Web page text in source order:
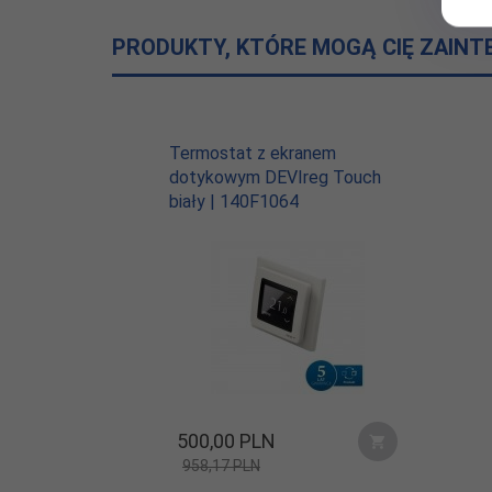
100% pokrycia powierzchni,
65°C
instalacji:
Min. promień
50 mm
odkształcenia:
1500 N
500 N
Stopień
ochrony:
PRODUKTY, KTÓRE MOGĄ CIĘ
Termostat z ekranem
dotykowym DEVIreg Touch
biały | 140F1064
500,00 PLN
958,17 PLN